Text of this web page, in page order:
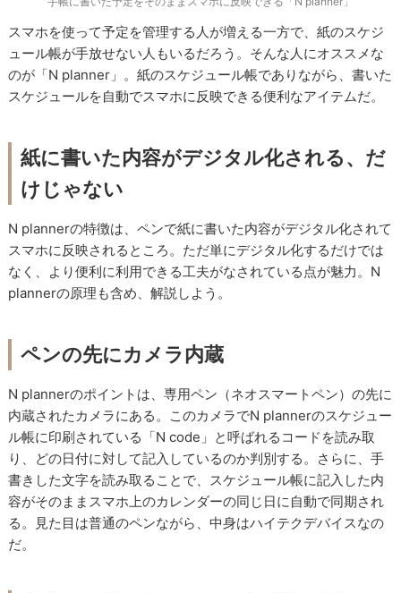
スマホを使って予定を管理する人が増える一方で、紙のスケジ
ュール帳が手放せない人もいるだろう。そんな人にオススメな
のが「N planner」。紙のスケジュール帳でありながら、書いた
スケジュールを自動でスマホに反映できる便利なアイテムだ。
紙に書いた内容がデジタル化される、だ
けじゃない
N plannerの特徴は、ペンで紙に書いた内容がデジタル化されて
スマホに反映されるところ。ただ単にデジタル化するだけでは
なく、より便利に利用できる工夫がなされている点が魅力。N
plannerの原理も含め、解説しよう。
ペンの先にカメラ内蔵
N plannerのポイントは、専用ペン（ネオスマートペン）の先に
内蔵されたカメラにある。このカメラでN plannerのスケジュー
ル帳に印刷されている「N code」と呼ばれるコードを読み取
り、どの日付に対して記入しているのか判別する。さらに、手
書きした文字を読み取ることで、スケジュール帳に記入した内
容がそのままスマホ上のカレンダーの同じ日に自動で同期され
る。見た目は普通のペンながら、中身はハイテクデバイスなの
だ。